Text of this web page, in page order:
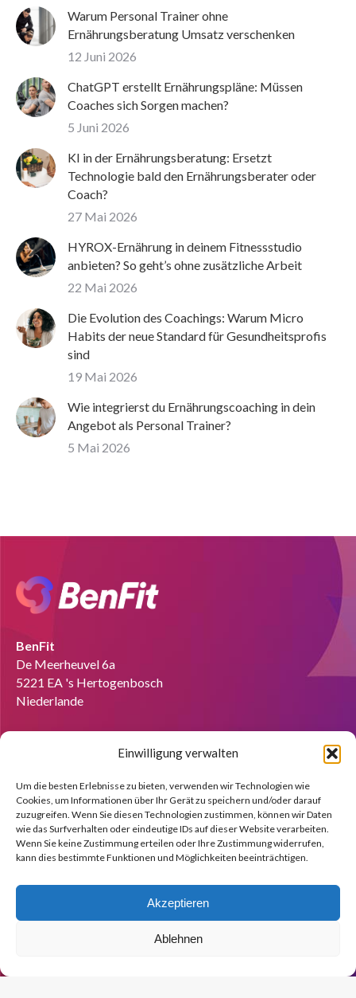
Einwilligung verwalten
Um die besten Erlebnisse zu bieten, verwenden wir Technologien wie
Cookies, um Informationen über Ihr Gerät zu speichern und/oder darauf
zuzugreifen. Wenn Sie diesen Technologien zustimmen, können wir Daten
wie das Surfverhalten oder eindeutige IDs auf dieser Website verarbeiten.
Wenn Sie keine Zustimmung erteilen oder Ihre Zustimmung widerrufen,
kann dies bestimmte Funktionen und Möglichkeiten beeinträchtigen.
Akzeptieren
Ablehnen
Warum Personal Trainer ohne
Ernährungsberatung Umsatz verschenken
12 Juni 2026
ChatGPT erstellt Ernährungspläne: Müssen
Coaches sich Sorgen machen?
5 Juni 2026
KI in der Ernährungsberatung: Ersetzt
Technologie bald den Ernährungsberater oder
Coach?
27 Mai 2026
HYROX-Ernährung in deinem Fitnessstudio
anbieten? So geht’s ohne zusätzliche Arbeit
22 Mai 2026
Die Evolution des Coachings: Warum Micro
Habits der neue Standard für Gesundheitsprofis
sind
19 Mai 2026
Wie integrierst du Ernährungscoaching in dein
Angebot als Personal Trainer?
5 Mai 2026
BenFit
De Meerheuvel 6a
5221 EA 's Hertogenbosch
Niederlande
info@benfit.de
Finden Sie uns auf:
Coach werden?
Wir zeigen Ihnen anhand einer kostenlosen Demo gerne die
Möglichkeiten.
Melden Sie sich jetzt an!